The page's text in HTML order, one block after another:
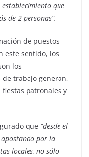
establecimiento que
de 2 personas”.
de puestos
este sentido, los
los
de trabajo generan,
patronales y
que “desde el
apostando por la
locales, no sólo